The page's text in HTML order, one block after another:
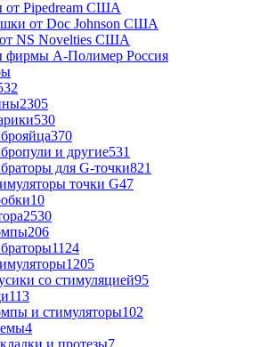
2305
530
370
и другие531
для G-точки821
точки G47
10
2530
206
1124
1205
со стимуляцией95
113
и стимуляторы102
4
и протезы7